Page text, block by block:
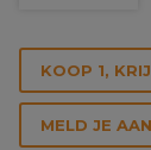
KOOP 1,
MELD JE